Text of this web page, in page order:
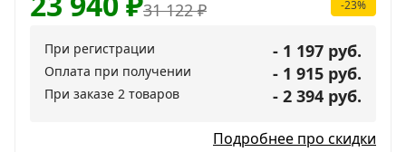
31 122₽ -23%
При регистрации - 1 197 руб.
Оплата при получении - 1 915 руб.
При заказе 2 товаров - 2 394 руб.
Подробнее про скидки